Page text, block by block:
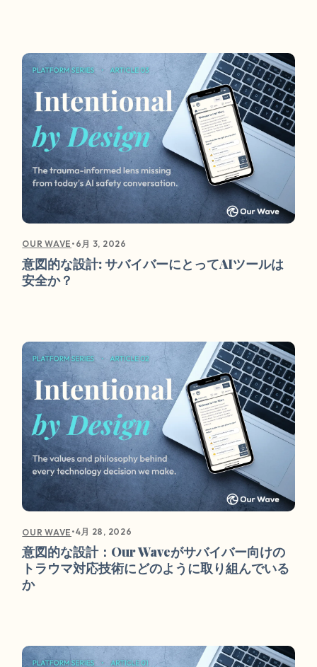
OUR WAVE • 6月 3, 2026
意図的な設計: サバイバーにとってAIツールは
安全か？
OUR WAVE •4月 28, 2026
意図的な設計：Our Waveがサバイバー向けの
トラウマ対応技術にどのように取り組んでいる
か